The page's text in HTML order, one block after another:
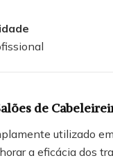
de
utilizado
a eficácia dos